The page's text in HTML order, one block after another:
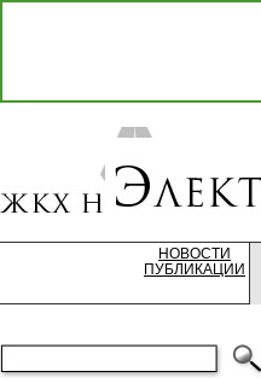
НОВОСТИ
ПУБЛИКАЦИИ